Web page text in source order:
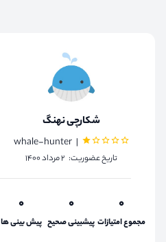
شکارچی نهنگ
whale-hunter |
تاریخ عضوریت: ۲ مرداد ۱۴۰۰
۰
مجموع امتیازات
۰
پیشبینی صحیح
۰
پیش بینی ها